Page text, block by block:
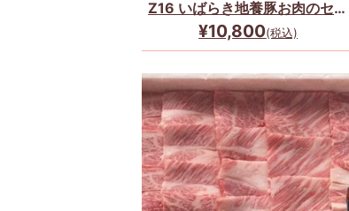
Z16 いばらき地養豚お肉のセッ
ト
¥10,800(税込)